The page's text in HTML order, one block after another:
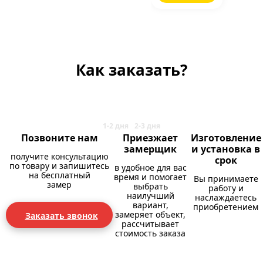
Как заказать?
Позвоните нам
получите консультацию
по товару и запишитесь
на бесплатный
замер
Заказать звонок
Приезжает
замерщик
в удобное для вас
время и помогает
выбрать
наилучший
вариант,
замеряет объект,
рассчитывает
стоимость заказа
Изготовление
и установка в
срок
Вы принимаете
работу и
наслаждаетесь
приобретением